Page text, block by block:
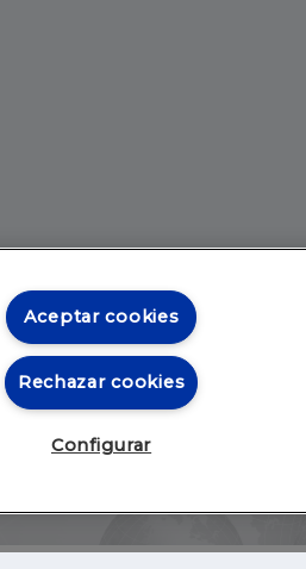
Aceptar cookies
Rechazar cookies
Configurar